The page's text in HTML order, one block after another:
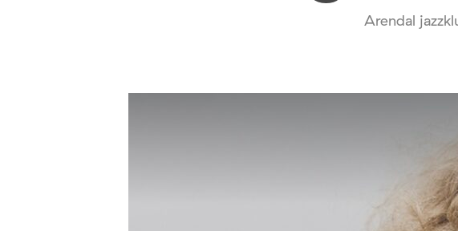
Arendal